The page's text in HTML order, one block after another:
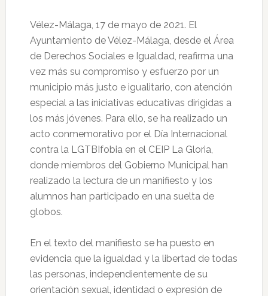
Vélez-Málaga, 17 de mayo de 2021. El
Ayuntamiento de Vélez-Málaga, desde el Área
de Derechos Sociales e Igualdad, reafirma una
vez más su compromiso y esfuerzo por un
municipio más justo e igualitario, con atención
especial a las iniciativas educativas dirigidas a
los más jóvenes. Para ello, se ha realizado un
acto conmemorativo por el Día Internacional
contra la LGTBIfobia en el CEIP La Gloria,
donde miembros del Gobierno Municipal han
realizado la lectura de un manifiesto y los
alumnos han participado en una suelta de
globos.
En el texto del manifiesto se ha puesto en
evidencia que la igualdad y la libertad de todas
las personas, independientemente de su
orientación sexual, identidad o expresión de